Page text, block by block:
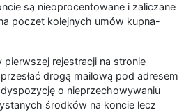
są nieoprocentowane i zaliczane
poczet kolejnych umów kupna-
pierwszej rejestracji na stronie
drogą mailową pod adresem
dyspozycję o nieprzechowywaniu
środków na koncie lecz